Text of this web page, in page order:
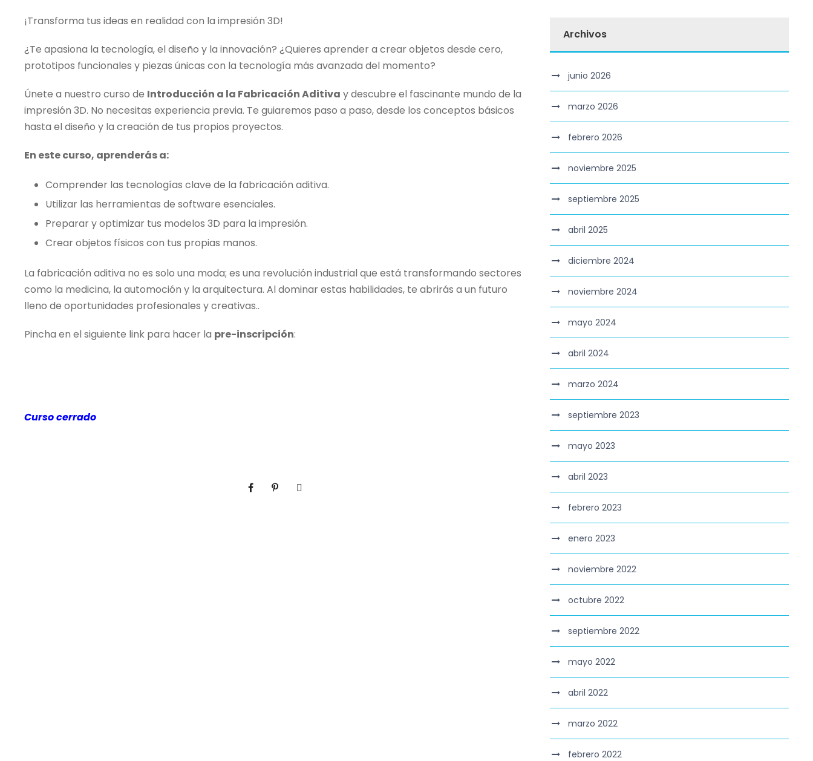
¡Transforma tus ideas en realidad con la impresión 3D!
¿Te apasiona la tecnología, el diseño y la innovación? ¿Quieres aprender a crear objetos desde cero,
prototipos funcionales y piezas únicas con la tecnología más avanzada del momento?
Únete a nuestro curso de Introducción a la Fabricación Aditiva y descubre el fascinante mundo de la
impresión 3D. No necesitas experiencia previa. Te guiaremos paso a paso, desde los conceptos básicos
hasta el diseño y la creación de tus propios proyectos.
En este curso, aprenderás a:
Comprender las tecnologías clave de la fabricación aditiva.
Utilizar las herramientas de software esenciales.
Preparar y optimizar tus modelos 3D para la impresión.
Crear objetos físicos con tus propias manos.
La fabricación aditiva no es solo una moda; es una revolución industrial que está transformando sectores
como la medicina, la automoción y la arquitectura. Al dominar estas habilidades, te abrirás a un futuro
lleno de oportunidades profesionales y creativas..
Pincha en el siguiente link para hacer la pre-inscripción:
Curso cerrado
Archivos
junio 2026
marzo 2026
febrero 2026
noviembre 2025
septiembre 2025
abril 2025
diciembre 2024
noviembre 2024
mayo 2024
abril 2024
marzo 2024
septiembre 2023
mayo 2023
abril 2023
febrero 2023
enero 2023
noviembre 2022
octubre 2022
septiembre 2022
mayo 2022
abril 2022
marzo 2022
febrero 2022